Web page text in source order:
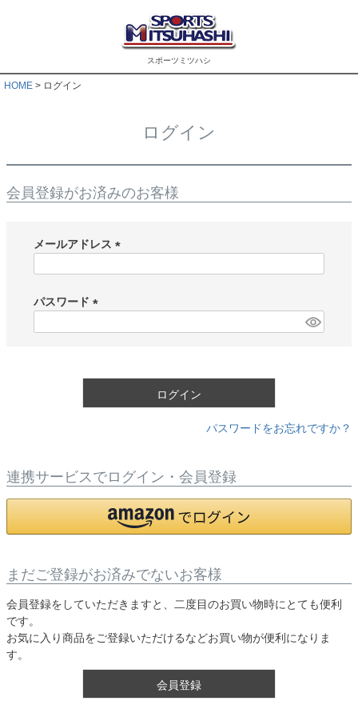
スポーツミツハシ
HOME ログイン
ログイン
会員登録がお済みのお客様
メールアドレス
)
パスワード
ログイン
パスワードをお忘れですか？
連携サービスでログイン・会員登録
まだご登録がお済みでないお客様
会員登録をしていただきますと、二度目のお買い物時にとても便利
です。
お気に入り商品をご登録いただけるなどお買い物が便利になりま
す。
会員登録